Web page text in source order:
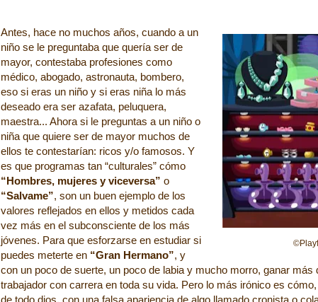
Antes, hace no muchos años, cuando a un
niño se le preguntaba que quería ser de
mayor, contestaba profesiones como
médico, abogado, astronauta, bombero,
eso si eras un niño y si eras niña lo más
deseado era ser azafata, peluquera,
maestra... Ahora si le preguntas a un niño o
niña que quiere ser de mayor muchos de
ellos te contestarían: ricos y/o famosos. Y
es que programas tan “culturales” cómo
“Hombres, mujeres y viceversa” o
“Salvame”, son un buen ejemplo de los
valores reflejados en ellos y metidos cada
vez más en el subconsciente de los más
jóvenes. Para que esforzarse en estudiar si
puedes meterte en “Gran Hermano”, y
con un poco de suerte, un poco de labia y mucho morro, ganar más
trabajador con carrera en toda su vida. Pero lo más irónico es
de todo dios, con una falsa apariencia de algo llamado cronista o